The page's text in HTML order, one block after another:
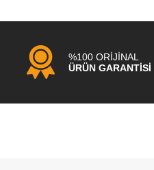
%100 ORİJİNAL
ÜRÜN GARANTİSİ